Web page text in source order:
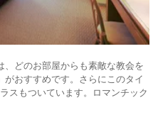
どのお部屋からも素敵な教会を
おすすめです。さらにこのタイ
スもついています。ロマンチック